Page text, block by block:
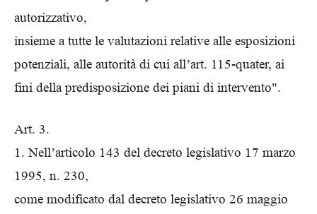
autorizzativo,
insieme a tutte le valutazioni relative alle esposizioni
potenziali, alle autorità di cui all’art. 115-quater, ai
fini della predisposizione dei piani di intervento".
Art. 3.
1. Nell’articolo 143 del decreto legislativo 17 marzo
1995, n. 230,
come modificato dal decreto legislativo 26 maggio